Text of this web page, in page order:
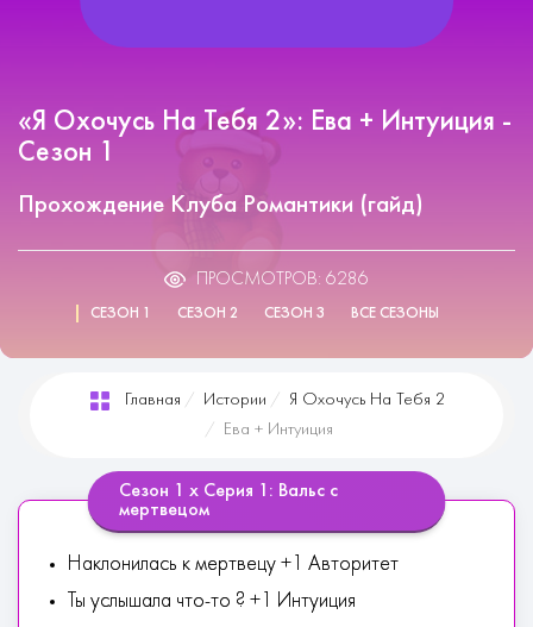
«Я Охочусь На Тебя 2»: Ева + Интуиция -
Сезон 1
Прохождение Клуба Романтики (гайд)
ПРОСМОТРОВ: 6286
СЕЗОН 1 СЕЗОН 2 СЕЗОН 3 ВСЕ СЕЗОНЫ
Главная Истории
Я Охочусь На Тебя 2
Ева + Интуиция
Сезон 1 х Серия 1: Вальс с
мертвецом
Наклонилась к мертвецу +1 Авторитет
Ты услышала что-то ? +1 Интуиция